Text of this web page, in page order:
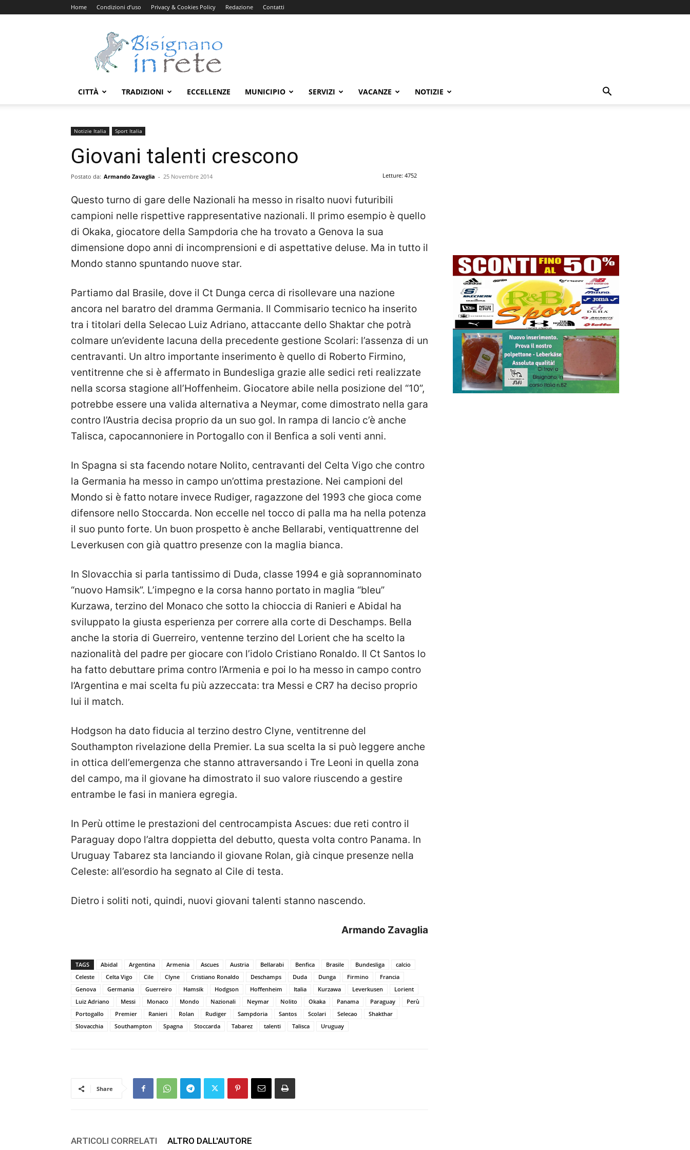
Home Condizioni d’uso Privacy & Cookies Policy Redazione Contatti
Bisignanoinrete.com
CITTÀ TRADIZIONI ECCELLENZE MUNICIPIO SERVIZI VACANZE NOTIZIE
Notizie Italia Sport Italia
Giovani talenti crescono
Postato da: Armando Zavaglia - 25 Novembre 2014 Letture: 4752
Questo turno di gare delle Nazionali ha messo in risalto nuovi futuribili
campioni nelle rispettive rappresentative nazionali. Il primo esempio è quello
di Okaka, giocatore della Sampdoria che ha trovato a Genova la sua
dimensione dopo anni di incomprensioni e di aspettative deluse. Ma in tutto il
Mondo stanno spuntando nuove star.
Partiamo dal Brasile, dove il Ct Dunga cerca di risollevare una nazione
ancora nel baratro del dramma Germania. Il Commisario tecnico ha inserito
tra i titolari della Selecao Luiz Adriano, attaccante dello Shaktar che potrà
colmare un’evidente lacuna della precedente gestione Scolari: l’assenza di un
centravanti. Un altro importante inserimento è quello di Roberto Firmino,
ventitrenne che si è affermato in Bundesliga grazie alle sedici reti realizzate
nella scorsa stagione all’Hoffenheim. Giocatore abile nella posizione del “10”,
potrebbe essere una valida alternativa a Neymar, come dimostrato nella gara
contro l’Austria decisa proprio da un suo gol. In rampa di lancio c’è anche
Talisca, capocannoniere in Portogallo con il Benfica a soli venti anni.
In Spagna si sta facendo notare Nolito, centravanti del Celta Vigo che contro
la Germania ha messo in campo un’ottima prestazione. Nei campioni del
Mondo si è fatto notare invece Rudiger, ragazzone del 1993 che gioca come
difensore nello Stoccarda. Non eccelle nel tocco di palla ma ha nella potenza
il suo punto forte. Un buon prospetto è anche Bellarabi, ventiquattrenne del
Leverkusen con già quattro presenze con la maglia bianca.
In Slovacchia si parla tantissimo di Duda, classe 1994 e già soprannominato
“nuovo Hamsik”. L’impegno e la corsa hanno portato in maglia “bleu”
Kurzawa, terzino del Monaco che sotto la chioccia di Ranieri e Abidal ha
sviluppato la giusta esperienza per correre alla corte di Deschamps. Bella
anche la storia di Guerreiro, ventenne terzino del Lorient che ha scelto la
nazionalità del padre per giocare con l’idolo Cristiano Ronaldo. Il Ct Santos lo
ha fatto debuttare prima contro l’Armenia e poi lo ha messo in campo contro
l’Argentina e mai scelta fu più azzeccata: tra Messi e CR7 ha deciso proprio
lui il match.
Hodgson ha dato fiducia al terzino destro Clyne, ventitrenne del
Southampton rivelazione della Premier. La sua scelta la si può leggere anche
in ottica dell’emergenza che stanno attraversando i Tre Leoni in quella zona
del campo, ma il giovane ha dimostrato il suo valore riuscendo a gestire
entrambe le fasi in maniera egregia.
In Perù ottime le prestazioni del centrocampista Ascues: due reti contro il
Paraguay dopo l’altra doppietta del debutto, questa volta contro Panama. In
Uruguay Tabarez sta lanciando il giovane Rolan, già cinque presenze nella
Celeste: all’esordio ha segnato al Cile di testa.
Dietro i soliti noti, quindi, nuovi giovani talenti stanno nascendo.
Armando Zavaglia
TAGS Abidal Argentina Armenia Ascues Austria Bellarabi Benfica Brasile Bundesliga
calcio
Celeste
Celta Vigo Cile Clyne Cristiano Ronaldo Deschamps Duda Dunga Firmino
Francia
Genova
Germania Guerreiro Hamsik Hodgson Hoffenheim Italia Kurzawa Leverkusen
Lorient
Luiz Adriano
Messi Monaco Mondo Nazionali Neymar Nolito Okaka Panama Paraguay
Perù
Portogallo
Premier Ranieri Rolan Rudiger Sampdoria Santos Scolari Selecao
Shakthar
Slovacchia
Southampton Spagna Stoccarda Tabarez talenti Talisca Uruguay
Share
ARTICOLI CORRELATI ALTRO DALL'AUTORE